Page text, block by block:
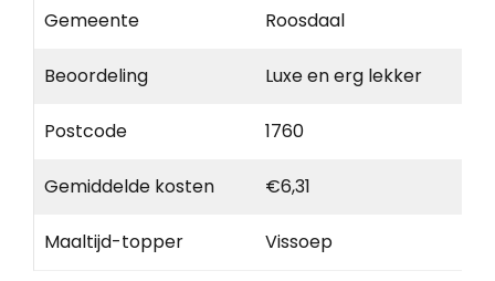
Gemeente Roosdaal
Beoordeling Luxe en erg lekker
Postcode 1760
Gemiddelde kosten €6,31
Maaltijd-topper Vissoep